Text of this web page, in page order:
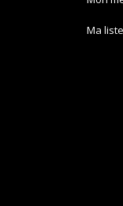
Ma